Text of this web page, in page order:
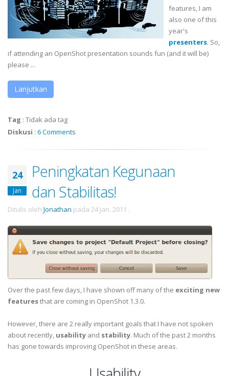
features, I am
also one of this
year's
presenters. So,
if attending an OpenShot presentation sounds fun (and it will be)
please ...
Lanjutkan
Tag : Tidak ada tag
Diskusi : 6 Comments
24
Jan
Peningkatan Kegunaan
dan Stabilitas!
Ditulis oleh Jonathan pada 24 Jan. 2011 .
Over the past few days, I have shown off many of the exciting new
featuresthat are coming in OpenShot 1.3.0.
However, there are 2 really important goals that I have not spoken
about recently, usability and stability. Much of the past 2 months
has gone towards improving OpenShot in these areas.